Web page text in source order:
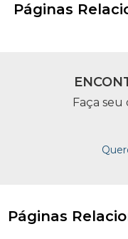
Páginas
Faça
Páginas